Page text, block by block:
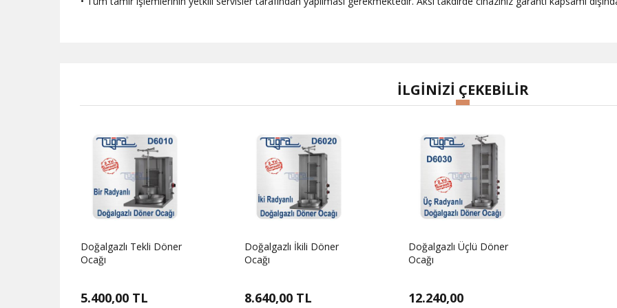
İLGİNİZİ ÇEKEBİLİR
Doğalgazlı Tekli Döner
Ocağı
5.400,00 TL
Doğalgazlı İkili Döner
Ocağı
8.640,00 TL
Doğalgazlı Üçlü Döner
Ocağı
12.240,00